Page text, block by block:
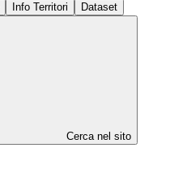
Info Territori Dataset
Cerca nel sito